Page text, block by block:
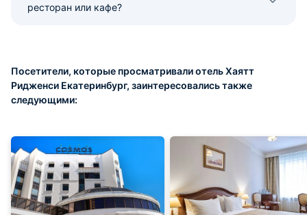
ресторан или кафе?
Посетители, которые просматривали отель Хаятт
Ридженси Екатеринбург, заинтересовались также
следующими: